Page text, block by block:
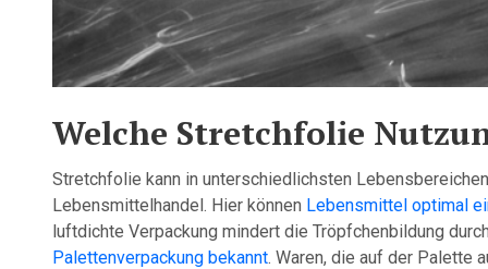
Welche Stretchfolie
Stretchfolie kann in unterschiedlichsten
Lebensmittelhandel. Hier können Lebensmittel optimal
luftdichte Verpackung mindert die Tröpfchenbildung
Palettenverpackung bekannt. Waren, die auf der Palette